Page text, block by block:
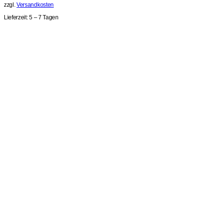
zzgl.Versandkosten
Lieferzeit:5 – 7 Tagen